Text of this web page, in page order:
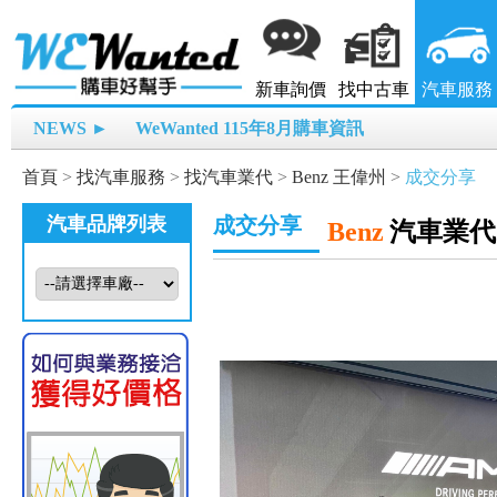
新車詢價 找中古車 汽車服務
NEWS ► WeWanted 115年8月購車資訊
首頁 > 找汽車服務 > 找汽車業代 > Benz 王偉州 > 成交分享
汽車品牌列表 成交分享 Benz 汽車業